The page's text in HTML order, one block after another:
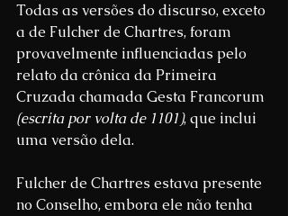
Todas as versões do discurso, exceto
a de Fulcher de Chartres, foram
provavelmente influenciadas pelo
relato da crônica da Primeira
Cruzada chamada Gesta Francorum
(escrita por volta de 1101), que inclui
uma versão dela.
Fulcher de Chartres estava presente
no Conselho, embora ele não tenha